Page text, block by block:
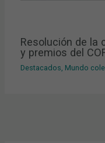
Resolución de la
y premios del
Destacados Mundo